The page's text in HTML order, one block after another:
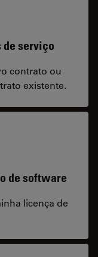
de serviço
contrato ou
existente.
de software
licença de